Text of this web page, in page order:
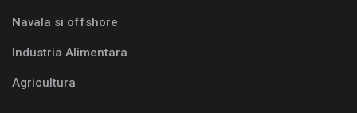
Navala si offshore
Industria Alimentara
Agricultura